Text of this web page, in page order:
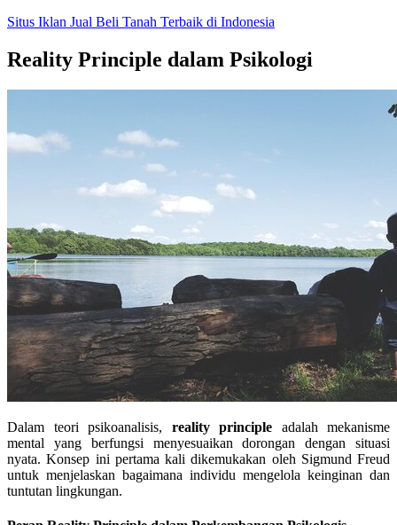
Skip
content
Situs Iklan Jual Beli Tanah Terbaik di Indonesia
Reality Principle dalam Psikologi
Dalam teori psikoanalisis, reality principle adalah mekanisme
mental yang berfungsi menyesuaikan dorongan dengan situasi
nyata. Konsep ini pertama kali dikemukakan oleh Sigmund Freud
untuk menjelaskan bagaimana individu mengelola keinginan dan
tuntutan lingkungan.